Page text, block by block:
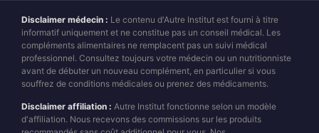
Disclaimer médecin : Le contenu d'Autre Institut est fourni à titre
informatif uniquement et ne constitue pas un conseil médical. Les
compléments alimentaires ne remplacent pas un suivi médical
professionnel. Consultez toujours votre médecin ou un nutritionniste
avant de débuter un nouveau complément, en particulier si vous
souffrez de conditions médicales ou prenez des médicaments.
Disclaimer affiliation : Autre Institut fonctionne selon un modèle
d'affiliation. Nous recevons des commissions sur les produits